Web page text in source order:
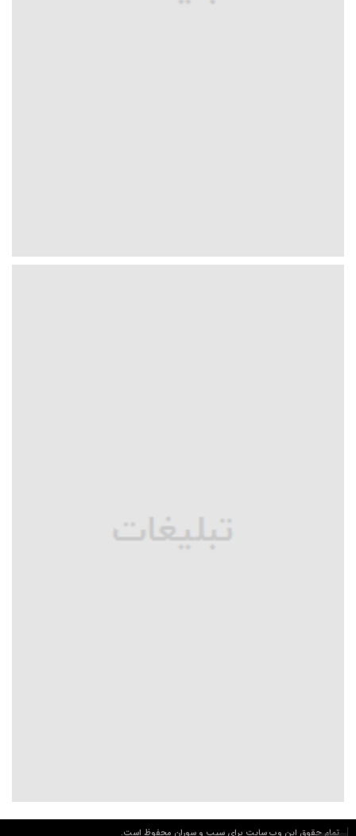
تمام حقوق این وب سایت برای سیب و سوران محفوظ است.